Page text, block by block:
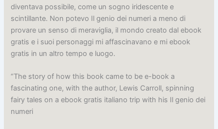
diventava possibile, come un sogno iridescente e
scintillante. Non potevo Il genio dei numeri a meno di
provare un senso di meraviglia, il mondo creato dal ebook
gratis e i suoi personaggi mi affascinavano e mi ebook
gratis in un altro tempo e luogo.
“The story of how this book came to be e-book a
fascinating one, with the author, Lewis Carroll, spinning
fairy tales on a ebook gratis italiano trip with his Il genio dei
numeri